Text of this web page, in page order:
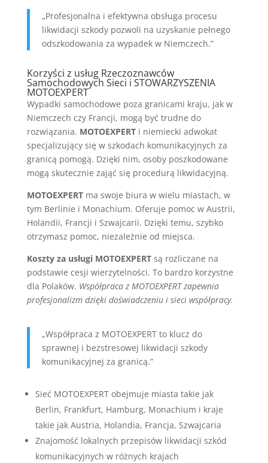
„Profesjonalna i efektywna obsługa procesu
likwidacji szkody pozwoli na uzyskanie pełnego
odszkodowania za wypadek w Niemczech.”
Korzyści z usług Rzeczoznawców
Samochodowych Sieci i STOWARZYSZENIA
MOTOEXPERT
Wypadki samochodowe poza granicami kraju, jak w
Niemczech czy Francji, mogą być trudne do
rozwiązania. MOTOEXPERTi niemiecki adwokat
specjalizujący się w szkodach komunikacyjnych za
granicą pomogą. Dzięki nim, osoby poszkodowane
mogą skutecznie zająć się procedurą likwidacyjną.
MOTOEXPERTma swoje biura w wielu miastach, w
tym Berlinie i Monachium. Oferuje pomoc w Austrii,
Holandii, Francji i Szwajcarii. Dzięki temu, szybko
otrzymasz pomoc, niezależnie od miejsca.
Koszty za usługi MOTOEXPERTsą rozliczane na
podstawie cesji wierzytelności. To bardzo korzystne
dla Polaków. Współpraca z MOTOEXPERT zapewnia
profesjonalizm dzięki doświadczeniu i sieci współpracy.
„Współpraca z MOTOEXPERT to klucz do
sprawnej i bezstresowej likwidacji szkody
komunikacyjnej za granicą.”
Sieć MOTOEXPERT obejmuje miasta takie jak
Berlin, Frankfurt, Hamburg, Monachium i kraje
takie jak Austria, Holandia, Francja, Szwajcaria
Znajomość lokalnych przepisów likwidacji szkód
komunikacyjnych w różnych krajach